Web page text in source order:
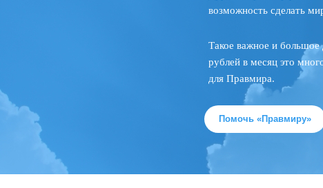
возможность сделать
Такое важное и
рублей в месяц это
для Правмира.
Помочь «Правмиру»